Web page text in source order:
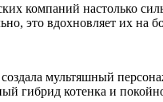
компаний настолько
это вдохновляет их на
мультяшный
гибрид котенка и